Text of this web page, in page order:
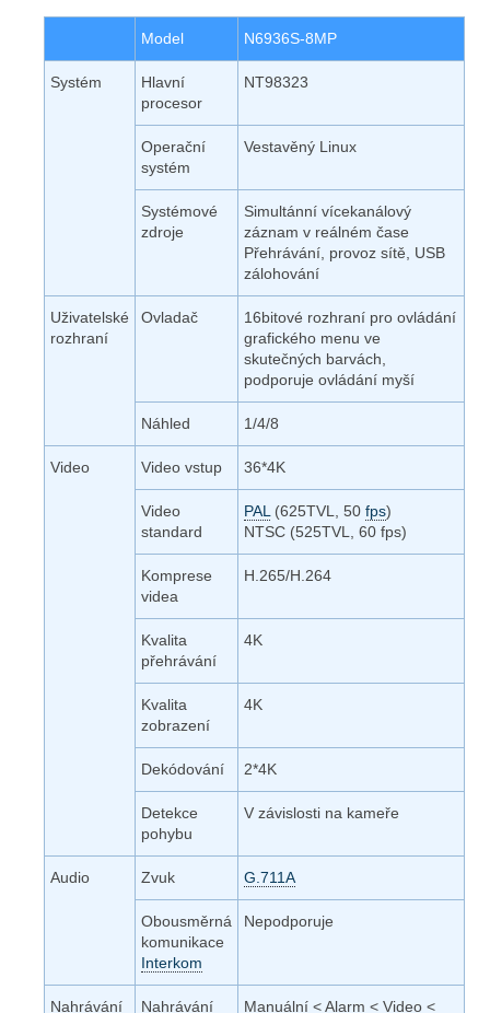
Model N6936S-8MP
Systém
Hlavní
procesor
NT98323
Operační
systém
Vestavěný Linux
Systémové
zdroje
Simultánní vícekanálový
záznam v reálném čase
Přehrávání, provoz sítě, USB
zálohování
Uživatelské
rozhraní
Ovladač
16bitové rozhraní pro ovládání
grafického menu ve
skutečných barvách,
podporuje ovládání myší
Náhled 1/4/8
Video Video vstup 36*4K
Video
standard
PAL (625TVL, 50 fps)
NTSC (525TVL, 60 fps)
Komprese
videa
H.265/H.264
Kvalita
přehrávání
4K
Kvalita
zobrazení
4K
Dekódování 2*4K
Detekce
pohybu
V závislosti na kameře
Audio Zvuk G.711A
Obousměrná
komunikace
Interkom
Nepodporuje
Nahrávání Nahrávání Manuální < Alarm < Video <